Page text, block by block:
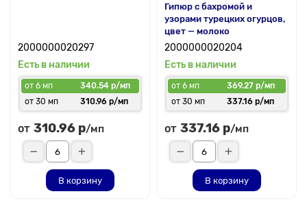
2000000020297
Есть в наличии
от 6 мп
340.54 р/мп
от 30 мп
310.96 р/мп
от 310.96 р/мп
В корзину
Гипюр с бахромой и
узорами турецких огурцов,
цвет — молоко
2000000020204
Есть в наличии
от 6 мп
369.27 р/мп
от 30 мп
337.16 р/мп
от 337.16 р/мп
В корзину